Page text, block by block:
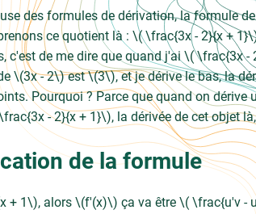
des formules de dérivation, la formule
ce quotient là : \( \frac{3x - 2}{x +
c'est de me dire que quand j'ai \( \frac{3x -
\(3x - 2\) est \(3\), et je dérive le bas, la
Pourquoi ? Parce que quand on dérive
- 2}{x + 1}\), la dérivée de cet objet
de la formule
1\), alors \(f'(x)\) ça va être \( \frac{u'v -